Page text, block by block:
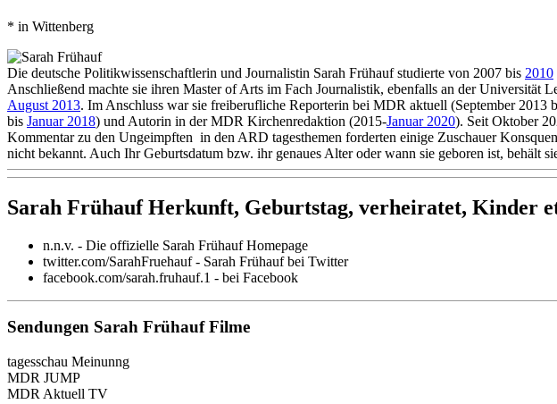
* in Wittenberg
Die deutsche Politikwissenschaftlerin und Journalistin Sarah Frühauf studierte von 2007 bis 2010
Anschließend machte sie ihren Master of Arts im Fach Journalistik, ebenfalls an der
August 2013. Im Anschluss war sie freiberufliche Reporterin bei MDR aktuell (September
bis Januar 2018) und Autorin in der MDR Kirchenredaktion (2015-Januar 2020). Seit Oktober
Kommentar zu den Ungeimpften in den ARD tagesthemen forderten einige Zuschauer
nicht bekannt. Auch Ihr Geburtsdatum bzw. ihr genaues Alter oder wann sie geboren ist, behält
Sarah Frühauf Herkunft, Geburtstag, verheiratet, Kinder
n.n.v. - Die offizielle Sarah Frühauf Homepage
twitter.com/SarahFruehauf - Sarah Frühauf bei Twitter
facebook.com/sarah.fruhauf.1 - bei Facebook
Sendungen Sarah Frühauf Filme
tagesschau Meinunng
MDR JUMP
MDR Aktuell TV